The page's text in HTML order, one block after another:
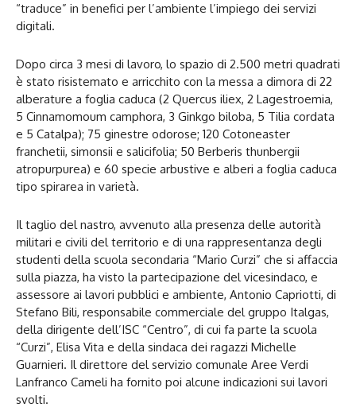
“traduce” in benefici per l’ambiente l’impiego dei servizi
digitali.
Dopo circa 3 mesi di lavoro, lo spazio di 2.500 metri quadrati
è stato risistemato e arricchito con la messa a dimora di 22
alberature a foglia caduca (2 Quercus iliex, 2 Lagestroemia,
5 Cinnamomoum camphora, 3 Ginkgo biloba, 5 Tilia cordata
e 5 Catalpa); 75 ginestre odorose; 120 Cotoneaster
franchetii, simonsii e salicifolia; 50 Berberis thunbergii
atropurpurea) e 60 specie arbustive e alberi a foglia caduca
tipo spirarea in varietà.
Il taglio del nastro, avvenuto alla presenza delle autorità
militari e civili del territorio e di una rappresentanza degli
studenti della scuola secondaria “Mario Curzi” che si affaccia
sulla piazza, ha visto la partecipazione del vicesindaco, e
assessore ai lavori pubblici e ambiente, Antonio Capriotti, di
Stefano Bili, responsabile commerciale del gruppo Italgas,
della dirigente dell’ISC “Centro”, di cui fa parte la scuola
“Curzi”, Elisa Vita e della sindaca dei ragazzi Michelle
Guarnieri. Il direttore del servizio comunale Aree Verdi
Lanfranco Cameli ha fornito poi alcune indicazioni sui lavori
svolti.